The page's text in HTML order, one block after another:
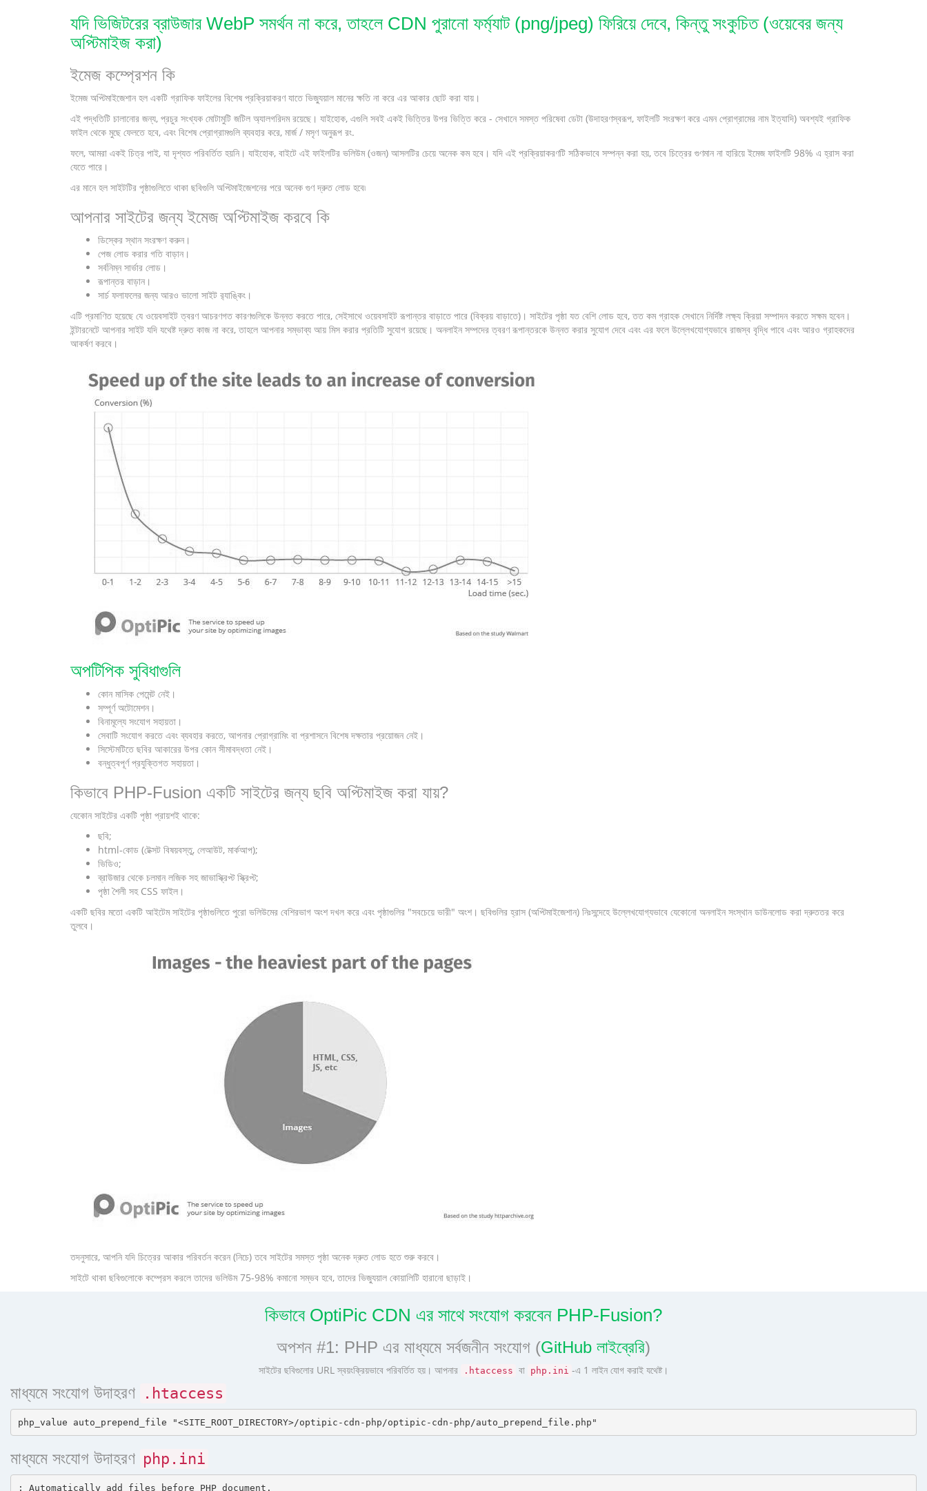
যদি ভিজিটরের ব্রাউজার WebP সমর্থন না করে, তাহলে CDN পুরানো ফর্ম্যাট (png/jpeg) ফিরিয়ে দেবে, কিন্তু সংকুচিত (ওয়েবের জন্য
অপ্টিমাইজ করা)
ইমেজ কম্প্রেশন কি
ইমেজ অপ্টিমাইজেশান হল একটি গ্রাফিক ফাইলের বিশেষ প্রক্রিয়াকরণ যাতে ভিজ্যুয়াল মানের ক্ষতি না করে এর আকার ছোট করা যায়।
এই পদ্ধতিটি চালানোর জন্য, প্রচুর সংখ্যক মোটামুটি জটিল অ্যালগরিদম রয়েছে। যাইহোক, এগুলি সবই একই ভিত্তির উপর ভিত্তি করে - সেখানে সমস্ত পরিষেবা ডেটা (উদাহরণস্বরূপ, ফাইলটি সংরক্ষণ করে এমন প্রোগ্রামের নাম ইত্যাদি) অবশ্যই গ্রাফিক
ফাইল থেকে মুছে ফেলতে হবে, এবং বিশেষ প্রোগ্রামগুলি ব্যবহার করে, মার্জ / মসৃণ অনুরূপ রং.
ফলে, আমরা একই চিত্র পাই, যা দৃশ্যত পরিবর্তিত হয়নি। যাইহোক, বাইটে এই ফাইলটির ভলিউম (ওজন) আসলটির চেয়ে অনেক কম হবে। যদি এই প্রক্রিয়াকরণটি সঠিকভাবে সম্পন্ন করা হয়, তবে চিত্রের গুণমান না হারিয়ে ইমেজ ফাইলটি 98% এ হ্রাস করা
যেতে পারে।
এর মানে হল সাইটটির পৃষ্ঠাগুলিতে থাকা ছবিগুলি অপ্টিমাইজেশনের পরে অনেক গুণ দ্রুত লোড হবে৷
আপনার সাইটের জন্য ইমেজ অপ্টিমাইজ করবে কি
ডিস্কের স্থান সংরক্ষণ করুন।
পেজ লোড করার গতি বাড়ান।
সর্বনিম্ন সার্ভার লোড।
রূপান্তর বাড়ান।
সার্চ ফলাফলের জন্য আরও ভালো সাইট র‌্যাঙ্কিং।
এটি প্রমাণিত হয়েছে যে ওয়েবসাইট ত্বরণ আচরণগত কারণগুলিকে উন্নত করতে পারে, সেইসাথে ওয়েবসাইট রূপান্তর বাড়াতে পারে (বিক্রয় বাড়াতে)। সাইটের পৃষ্ঠা যত বেশি লোড হবে, তত কম গ্রাহক সেখানে নির্দিষ্ট লক্ষ্য ক্রিয়া সম্পাদন করতে সক্ষম হবেন।
ইন্টারনেটে আপনার সাইট যদি যথেষ্ট দ্রুত কাজ না করে, তাহলে আপনার সম্ভাব্য আয় মিস করার প্রতিটি সুযোগ রয়েছে। অনলাইন সম্পদের ত্বরণ রূপান্তরকে উন্নত করার সুযোগ দেবে এবং এর ফলে উল্লেখযোগ্যভাবে রাজস্ব বৃদ্ধি পাবে এবং আরও গ্রাহকদের
আকর্ষণ করবে।
অপটিপিক সুবিধাগুলি
কোন মাসিক পেমেন্ট নেই।
সম্পূর্ণ অটোমেশন।
বিনামূল্যে সংযোগ সহায়তা।
সেবাটি সংযোগ করতে এবং ব্যবহার করতে, আপনার প্রোগ্রামিং বা প্রশাসনে বিশেষ দক্ষতার প্রয়োজন নেই।
সিস্টেমটিতে ছবির আকারের উপর কোন সীমাবদ্ধতা নেই।
বন্ধুত্বপূর্ণ প্রযুক্তিগত সহায়তা।
কিভাবে PHP-Fusion একটি সাইটের জন্য ছবি অপ্টিমাইজ করা যায়?
যেকোন সাইটের একটি পৃষ্ঠা প্রায়শই থাকে:
ছবি;
html-কোড (টেক্সট বিষয়বস্তু, লেআউট, মার্কআপ);
ভিডিও;
ব্রাউজার থেকে চলমান লজিক সহ জাভাস্ক্রিপ্ট স্ক্রিপ্ট;
পৃষ্ঠা শৈলী সহ CSS ফাইল।
একটি ছবির মতো একটি আইটেম সাইটের পৃষ্ঠাগুলিতে পুরো ভলিউমের বেশিরভাগ অংশ দখল করে এবং পৃষ্ঠাগুলির "সবচেয়ে ভারী" অংশ। ছবিগুলির হ্রাস (অপ্টিমাইজেশান) নিঃসন্দেহে উল্লেখযোগ্যভাবে যেকোনো অনলাইন সংস্থান ডাউনলোড করা দ্রুততর করে
তুলবে।
তদনুসারে, আপনি যদি চিত্রের আকার পরিবর্তন করেন (নিচে) তবে সাইটের সমস্ত পৃষ্ঠা অনেক দ্রুত লোড হতে শুরু করবে।
সাইটে থাকা ছবিগুলোকে কম্প্রেস করলে তাদের ভলিউম 75-98% কমানো সম্ভব হবে, তাদের ভিজ্যুয়াল কোয়ালিটি হারানো ছাড়াই।
কিভাবে OptiPic CDN এর সাথে সংযোগ করবেন PHP-Fusion?
অপশন #1: PHP এর মাধ্যমে সর্বজনীন সংযোগ (GitHub লাইব্রেরি)
সাইটের ছবিগুলোর URL স্বয়ংক্রিয়ভাবে পরিবর্তিত হয়। আপনার .htaccess বা php.ini -এ 1 লাইন যোগ করাই যথেষ্ট।
মাধ্যমে সংযোগ উদাহরণ .htaccess
মাধ্যমে সংযোগ উদাহরণ php.ini
; Automatically add files before PHP document.